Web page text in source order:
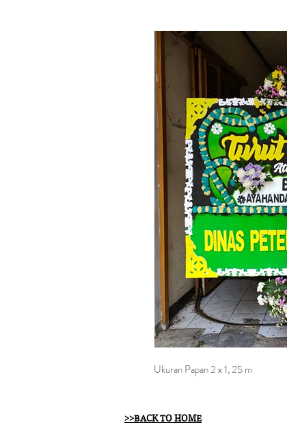
Ukuran Papan 2 x 1, 25 m
>>BACK TO HOME